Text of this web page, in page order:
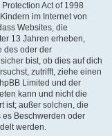
Act of 1998
im Internet von
Websites, die
13 Jahren erheben,
des oder der
bist, ob dies auf dich
zutrifft, ziehe einen
Limited und der
kann und nicht die
ist; außer solchen, die
es Beschwerden oder
werden.